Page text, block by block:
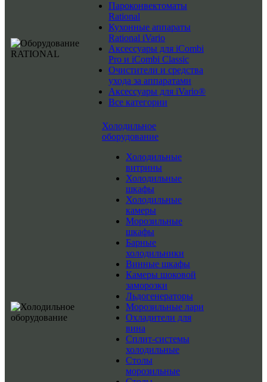
Пароконвектоматы
Rational
Кухонные аппараты
Rational iVario
Аксессуары для iCombi
Pro и iCombi Classic
Очистители и средства
ухода за аппаратами
Аксессуары для iVario®
Все категории
Холодильное
оборудование
Холодильные
витрины
Холодильные
шкафы
Холодильные
камеры
Морозильные
шкафы
Барные
холодильники
Винные шкафы
Камеры шоковой
заморозки
Льдогенераторы
Морозильные лари
Охладители для
вина
Сплит-системы
холодильные
Столы
морозильные